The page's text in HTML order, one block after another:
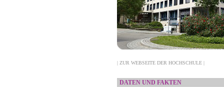
| ZUR WEBSEITE DER HOCHSCHULE |
DATEN UND FAKTEN